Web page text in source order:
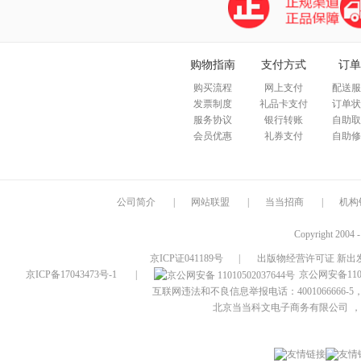
购物指南
购买流程
发票制度
服务协议
会员优惠
支付方式
网上支付
礼品卡支付
银行转账
礼券支付
订
配送
订单
自助
自助
公司简介 网站联盟 当当招商 机构
Copyright 2004
京ICP证041189号
出版物经营许可证 新出
京ICP备17043473号-1
京公网安备
互联网违法和不良信息举报电话：4001066666-5
北京当当科文电子商务有限公司